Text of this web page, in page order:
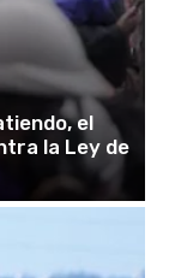
el
la Ley de